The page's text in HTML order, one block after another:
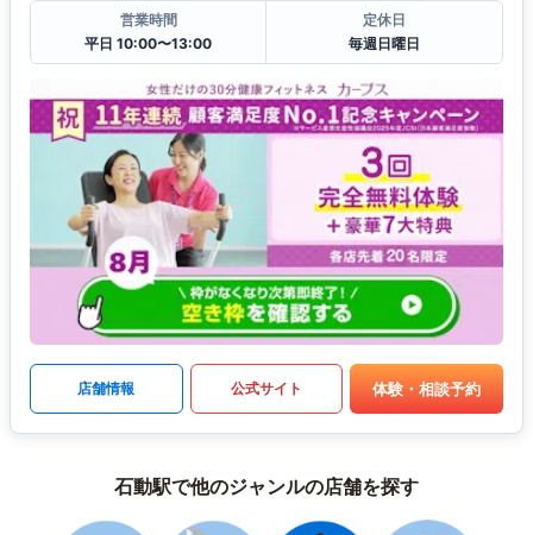
営業時間
平日 10:00〜13:00
定休日
毎週日曜日
店舗情報 公式サイト 体験・相談予約
石動駅で他のジャンルの店舗を探す